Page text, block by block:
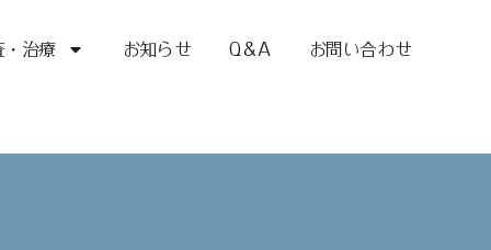
・治療 お知らせ Q＆A お問い合わせ